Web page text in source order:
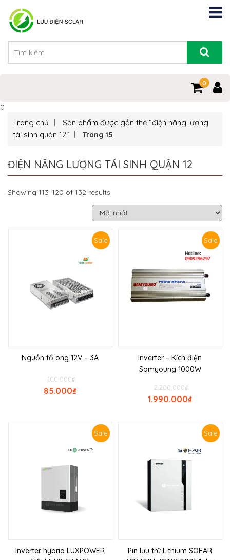
0
0
Trang chủ
Sản phẩm được gắn thẻ “điện năng lượng
tái sinh quận 12”
Trang 15
ĐIỆN NĂNG LƯỢNG TÁI SINH QUẬN 12
Showing 113–120 of 132 results
Sale
Nguồn tổ ong 12V – 3A
₫
100.000
₫
85.000
Sale
Inverter – Kích điện
Samyoung 1000W
₫
2.200.000
₫
1.990.000
Sale
Inverter hybrid LUXPOWER
Sale
Pin lưu trữ Lithium SOFAR